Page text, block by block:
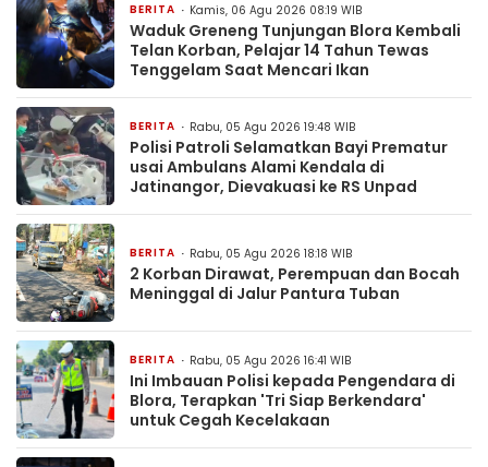
BERITA Kamis, 06 Agu 2026 08:19 WIB
Waduk Greneng Tunjungan Blora Kembali
Telan Korban, Pelajar 14 Tahun Tewas
Tenggelam Saat Mencari Ikan
BERITA Rabu, 05 Agu 2026 19:48 WIB
Polisi Patroli Selamatkan Bayi Prematur
usai Ambulans Alami Kendala di
Jatinangor, Dievakuasi ke RS Unpad
BERITA Rabu, 05 Agu 2026 18:18 WIB
2 Korban Dirawat, Perempuan dan Bocah
Meninggal di Jalur Pantura Tuban
BERITA Rabu, 05 Agu 2026 16:41 WIB
Ini Imbauan Polisi kepada Pengendara di
Blora, Terapkan 'Tri Siap Berkendara'
untuk Cegah Kecelakaan